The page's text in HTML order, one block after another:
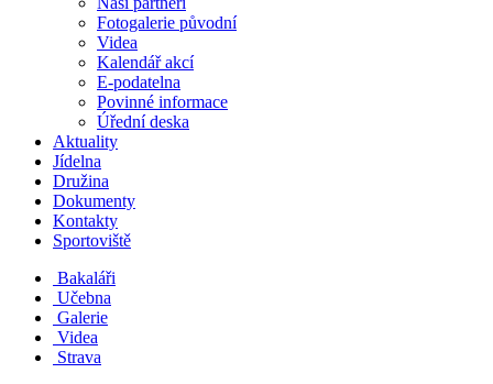
Fotogalerie původní
Videa
Kalendář akcí
E-podatelna
Povinné informace
Úřední deska
Aktuality
Jídelna
Družina
Dokumenty
Kontakty
Sportoviště
Bakaláři
Učebna
Galerie
Videa
Strava